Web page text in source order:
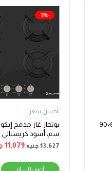
بوتاجاز يونيون إير جوستو 60×90
-19%
أحسن سعر
سم، أسود كريستالي
13,627جنيه 11,079
أضف للسلة